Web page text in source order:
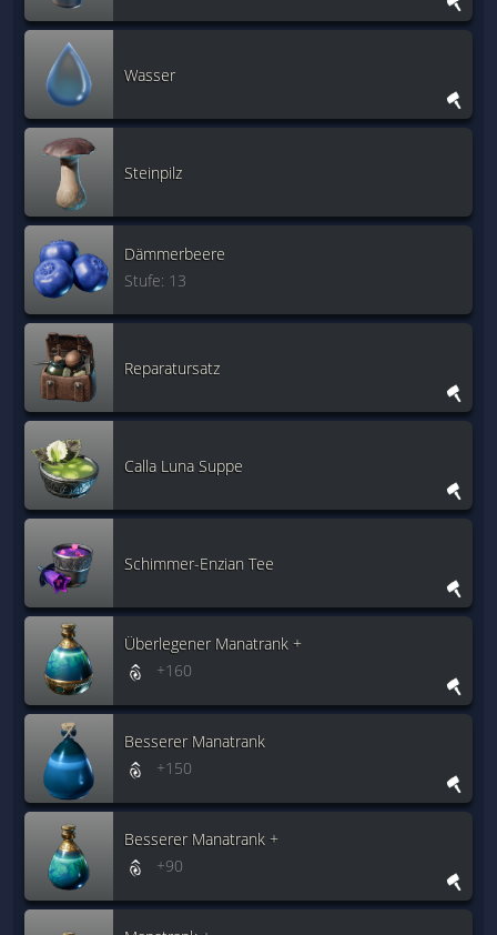
Wasser
Steinpilz
Dämmerbeere
Stufe: 13
Reparatursatz
Calla Luna Suppe
Schimmer-Enzian Tee
Überlegener Manatrank +
+160
Besserer Manatrank
+150
Besserer Manatrank +
+90